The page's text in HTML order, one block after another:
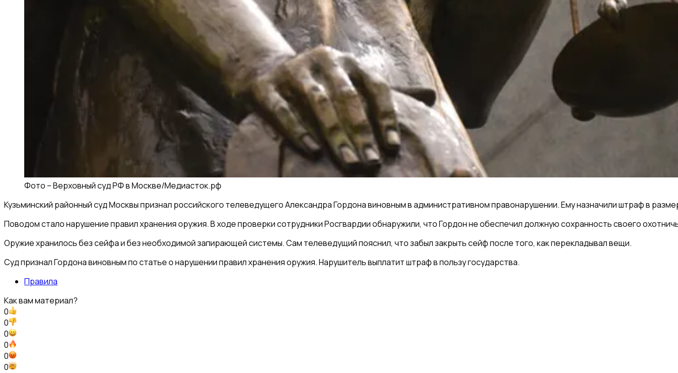
Фото –Верховный суд РФ в Москве/Медиасток.рф
Кузьминский районный суд Москвы признал российского телеведущего Александра Гордона виновным в административном правонарушении. Ему назначили штраф в
Поводом стало нарушение правил хранения оружия. В ходе проверки сотрудники Росгвардии обнаружили, что Гордон не обеспечил должную сохранность своего
Оружие хранилось без сейфа и без необходимой запирающей системы. Сам телеведущий пояснил, что забыл закрыть сейф после того, как перекладывал вещи.
Суд признал Гордона виновным по статье о нарушении правил хранения оружия. Нарушитель выплатит штраф в пользу государства.
Правила
Как вам материал?
0
0
0
0
0
0